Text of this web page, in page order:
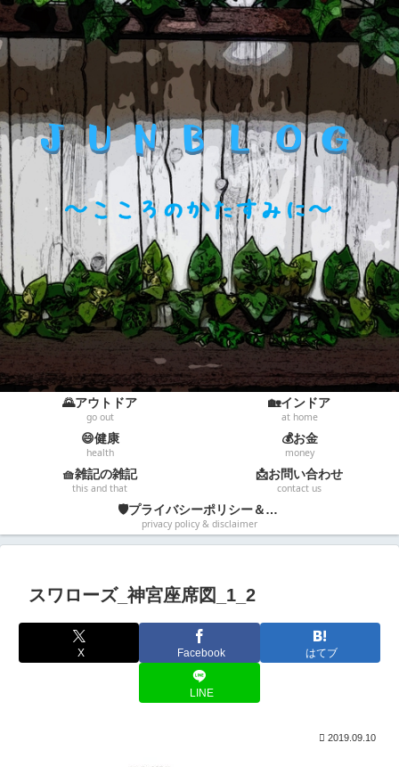
🌄アウトドア
go out
🏡インドア
at home
😄健康
health
💰お金
money
🧺雑記の雑記
this and that
📩お問い合わせ
contact us
🛡️プライバシーポリシー＆免責事項
privacy policy & disclaimer
スワローズ_神宮座席図_1_2
X Facebook はてブ
LINE
2019.09.10